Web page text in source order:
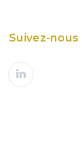
Suivez-nous